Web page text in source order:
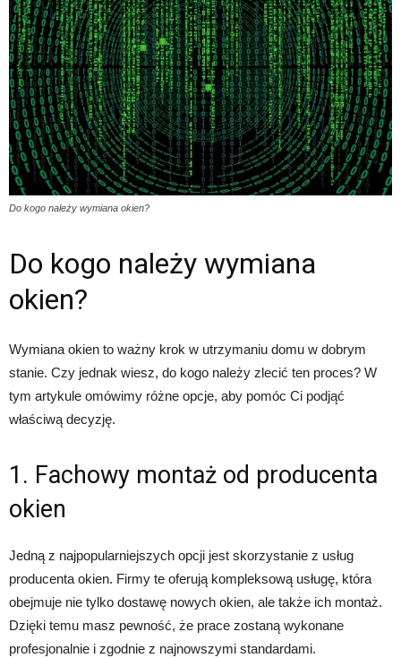
Do kogo należy wymiana okien?
Do kogo należy wymiana
okien?
Wymiana okien to ważny krok w utrzymaniu domu w dobrym
stanie. Czy jednak wiesz, do kogo należy zlecić ten proces? W
tym artykule omówimy różne opcje, aby pomóc Ci podjąć
właściwą decyzję.
1. Fachowy montaż od producenta
okien
Jedną z najpopularniejszych opcji jest skorzystanie z usług
producenta okien. Firmy te oferują kompleksową usługę, która
obejmuje nie tylko dostawę nowych okien, ale także ich montaż.
Dzięki temu masz pewność, że prace zostaną wykonane
profesjonalnie i zgodnie z najnowszymi standardami.